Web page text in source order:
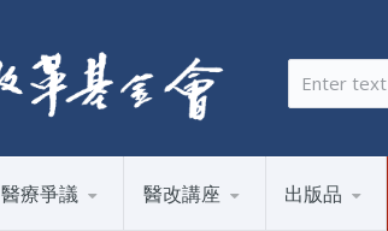
搜尋表單
搜尋
醫療爭議 醫改講座 出版品